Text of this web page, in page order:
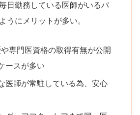
日勤務している医師がいるパ
うにメリットが多い。
専門医資格の取得有無が公開
ースが多い
医師が常駐している為、安心